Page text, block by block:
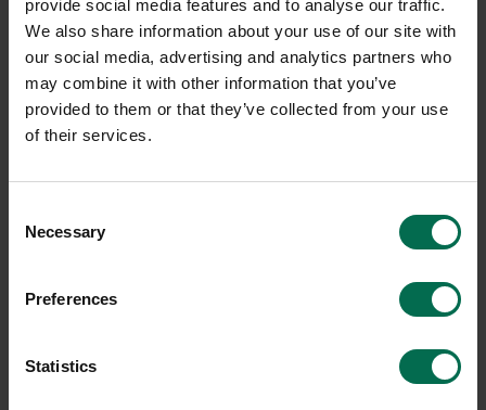
provide social media features and to analyse our traffic.
We also share information about your use of our site with
our social media, advertising and analytics partners who
may combine it with other information that you’ve
provided to them or that they’ve collected from your use
of their services.
Selection
Necessary
Preferences
Statistics
Begagnad
Fåtölj Aston 03 Metal
Hyr från96